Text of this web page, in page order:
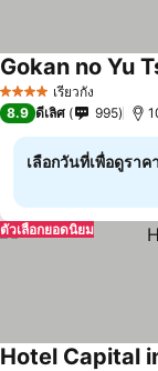
4 ดาว เรียวกัง
Gokan no Yu
8.9 ดีเลิศ 995
เลือกวันที่เพื่อดูรา
ตัวเลือกยอดนิยม
Hotel Capital